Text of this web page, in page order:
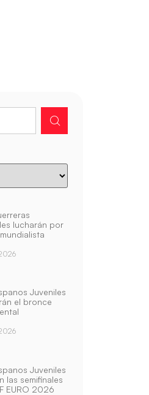
lucharán por
Juveniles
el bronce
Juveniles
las semifinales
EURO 2026